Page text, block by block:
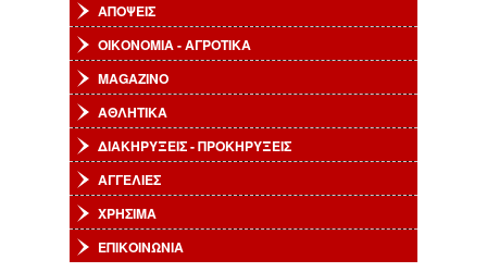
ΑΠΟΨΕΙΣ
ΟΙΚΟΝΟΜΙΑ - ΑΓΡΟΤΙΚΑ
MAGAZINO
ΑΘΛΗΤΙΚΑ
ΔΙΑΚΗΡΥΞΕΙΣ - ΠΡΟΚΗΡΥΞΕΙΣ
ΑΓΓΕΛΙΕΣ
ΧΡΗΣΙΜΑ
ΕΠΙΚΟΙΝΩΝΙΑ